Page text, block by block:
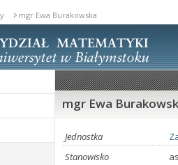
mgr Ewa Burakowska
mgr Ewa
Jednostka
Stanowisko